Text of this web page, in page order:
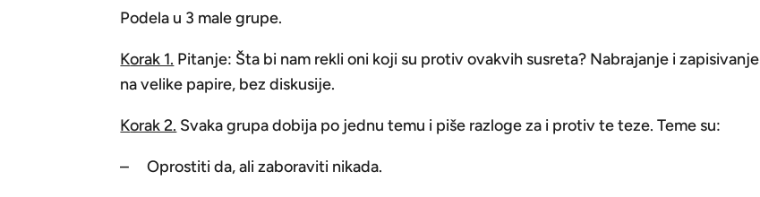
Podela u 3 male grupe.
Korak 1. Pitanje: Šta bi nam rekli oni koji su protiv ovakvih susreta? Nabrajanje i zapisivanje
na velike papire, bez diskusije.
Korak 2. Svaka grupa dobija po jednu temu i piše razloge za i protiv te teze. Teme su:
– Oprostiti da, ali zaboraviti nikada.